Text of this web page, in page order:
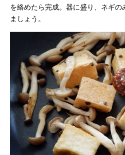
を絡めたら完成。器に盛り、ネギ
ましょう。